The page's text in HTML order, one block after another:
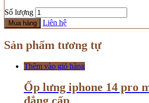
Số lượng
Mua hàng Liên hệ
Sản phẩm tương tự
Thêm vào giỏ hàng
Ốp lưng iphone 14 pro
đẳng cấp